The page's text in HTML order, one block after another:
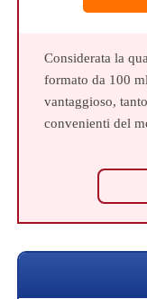
Considerata la
formato da 100
vantaggioso,
convenienti del